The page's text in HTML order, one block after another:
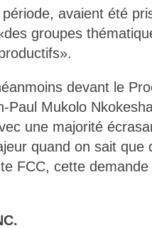
avaient été
groupes
devant le
Paul Mukolo
une majorité
quand on sait que
FCC, cette demande